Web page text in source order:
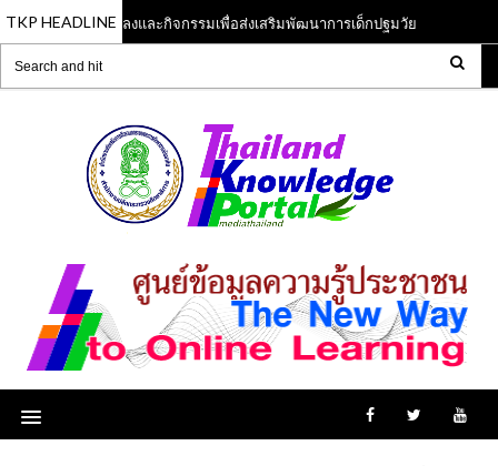
TKP HEADLINE
2023 หลักสูตรเพลงและกิจกรรมเพื่อส่งเสริมพัฒนาการเด็กปฐมวัย